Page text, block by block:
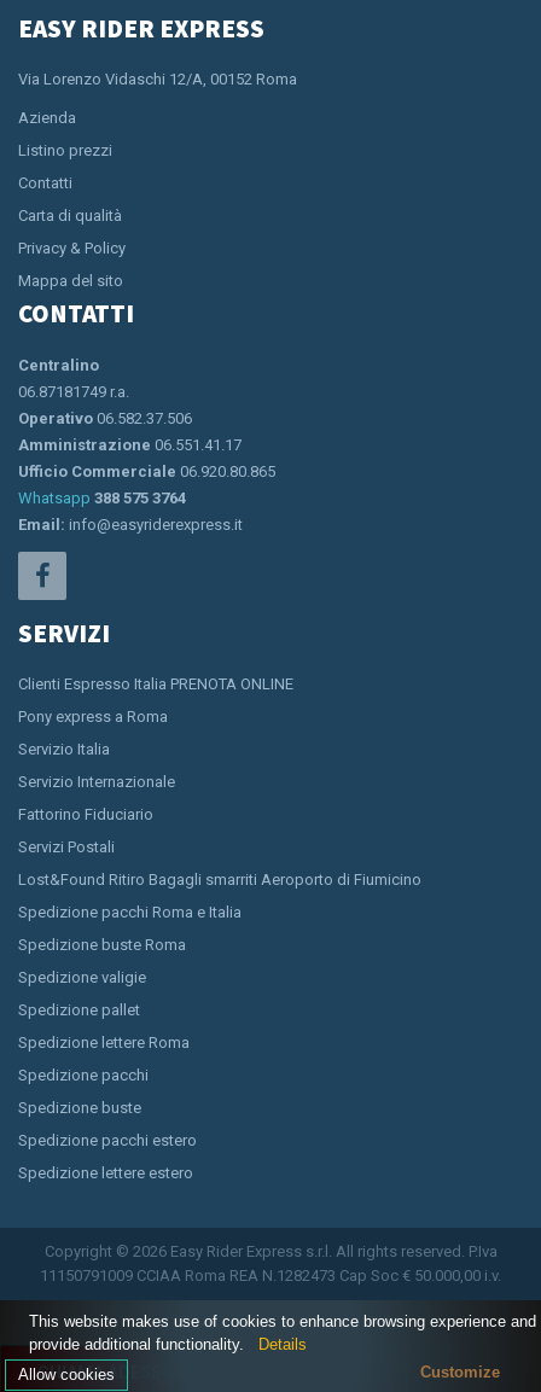
EASY RIDER EXPRESS
Via Lorenzo Vidaschi 12/A, 00152 Roma
Azienda
Listino prezzi
Contatti
Carta di qualità
Privacy & Policy
Mappa del sito
CONTATTI
Centralino
06.87181749 r.a.
Operativo 06.582.37.506
Amministrazione 06.551.41.17
Ufficio Commerciale 06.920.80.865
Whatsapp 388 575 3764
Email: info@easyriderexpress.it
SERVIZI
Clienti Espresso Italia PRENOTA ONLINE
Pony express a Roma
Servizio Italia
Servizio Internazionale
Fattorino Fiduciario
Servizi Postali
Lost&Found Ritiro Bagagli smarriti Aeroporto di Fiumicino
Spedizione pacchi Roma e Italia
Spedizione buste Roma
Spedizione valigie
Spedizione pallet
Spedizione lettere Roma
Spedizione pacchi
Spedizione buste
Spedizione pacchi estero
Spedizione lettere estero
Copyright © 2026 Easy Rider Express s.r.l. All rights reserved. P.Iva
11150791009 CCIAA Roma REA N.1282473 Cap Soc € 50.000,00 i.v.
CHIAMA ADESSO
This website makes use of cookies to enhance browsing experience and
provide additional functionality.
Details
Allow cookies
Customize